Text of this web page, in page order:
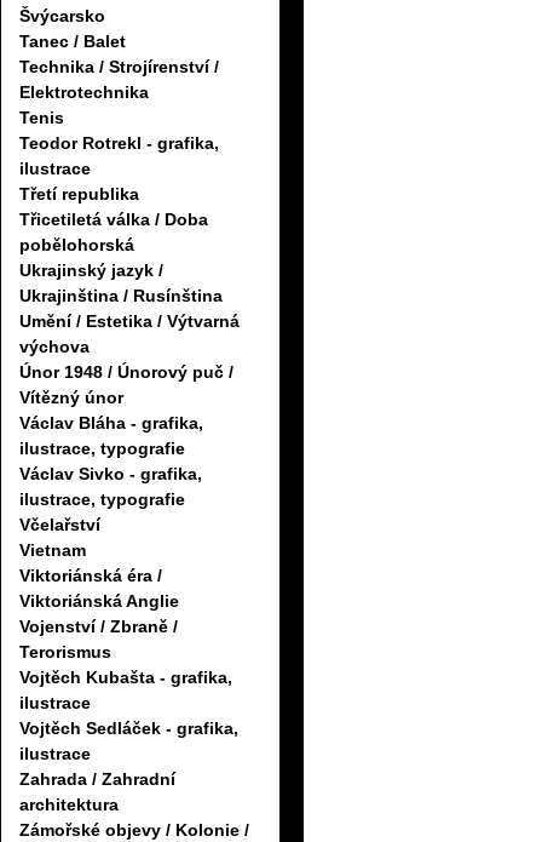
Švýcarsko
Tanec / Balet
Technika / Strojírenství /
Elektrotechnika
Tenis
Teodor Rotrekl - grafika,
ilustrace
Třetí republika
Třicetiletá válka / Doba
pobělohorská
Ukrajinský jazyk /
Ukrajinština / Rusínština
Umění / Estetika / Výtvarná
výchova
Únor 1948 / Únorový puč /
Vítězný únor
Václav Bláha - grafika,
ilustrace, typografie
Václav Sivko - grafika,
ilustrace, typografie
Včelařství
Vietnam
Viktoriánská éra /
Viktoriánská Anglie
Vojenství / Zbraně /
Terorismus
Vojtěch Kubašta - grafika,
ilustrace
Vojtěch Sedláček - grafika,
ilustrace
Zahrada / Zahradní
architektura
Zámořské objevy / Kolonie /